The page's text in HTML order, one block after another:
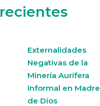
Externalidades
Negativas de la
Minería Aurífera
Informal en Madre
de Dios